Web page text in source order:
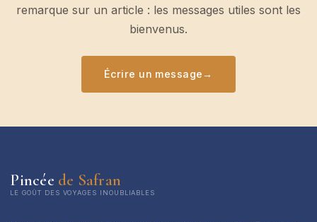
remarque sur un article : les messages utiles sont les
bienvenus.
Écrire un message→
Pincée de Safran
LE GOÛT DES VOYAGES INOUBLIABLES